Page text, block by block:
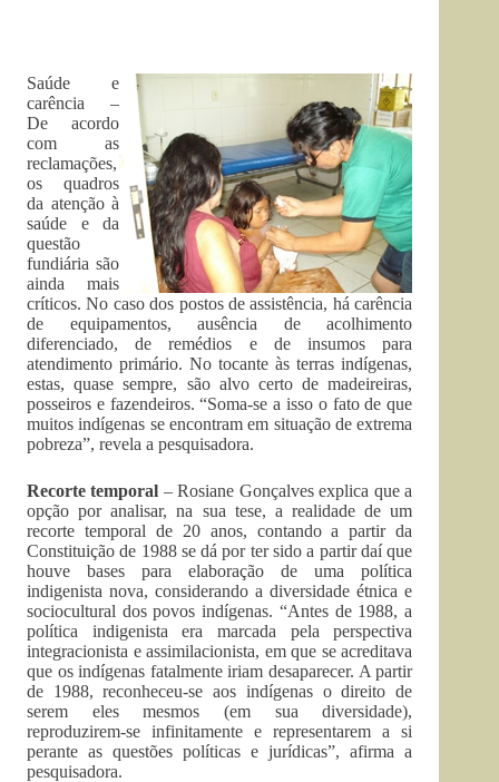
Saúde e
carência –
De acordo
com as
reclamações,
os quadros
da atenção à
saúde e da
questão
fundiária são
ainda mais
críticos. No caso dos postos de assistência, há carência
de equipamentos, ausência de acolhimento
diferenciado, de remédios e de insumos para
atendimento primário. No tocante às terras indígenas,
estas, quase sempre, são alvo certo de madeireiras,
posseiros e fazendeiros. “Soma-se a isso o fato de que
muitos indígenas se encontram em situação de extrema
pobreza”, revela a pesquisadora.
Recorte temporal – Rosiane Gonçalves explica que a
opção por analisar, na sua tese, a realidade de um
recorte temporal de 20 anos, contando a partir da
Constituição de 1988 se dá por ter sido a partir daí que
houve bases para elaboração de uma política
indigenista nova, considerando a diversidade étnica e
sociocultural dos povos indígenas. “Antes de 1988, a
política indigenista era marcada pela perspectiva
integracionista e assimilacionista, em que se acreditava
que os indígenas fatalmente iriam desaparecer. A partir
de 1988, reconheceu-se aos indígenas o direito de
serem eles mesmos (em sua diversidade),
reproduzirem-se infinitamente e representarem a si
perante as questões políticas e jurídicas”, afirma a
pesquisadora.